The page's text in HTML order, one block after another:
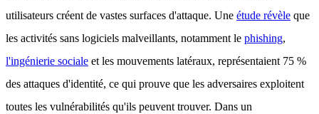
utilisateurs créent de vastes surfaces d'attaque. Une étude révèle que
les activités sans logiciels malveillants, notamment le phishing,
l'ingénierie sociale et les mouvements latéraux, représentaient 75 %
des attaques d'identité, ce qui prouve que les adversaires exploitent
toutes les vulnérabilités qu'ils peuvent trouver. Dans un